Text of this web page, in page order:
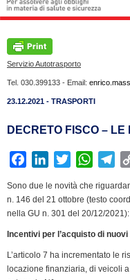
Servizio Autotrasporto
Tel. 030.399133 - Email:
23.12.2021 - TRASPORTI
DECRETO FISCO – LE
c
e
o
k
n
k
I
n
i
t
e
r
W
a
t
p
p
l
e
a
m
Sono due le novità che
n. 146 del 21 ottobre (testo
nella GU n. 301 del 20/12/2021):
Incentivi per l’acquisto di
L’articolo 7 ha incrementato le
locazione finanziaria, di veicoli